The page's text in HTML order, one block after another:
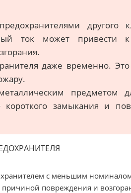
другого
ток может привести
даже временно.
предметом
замыкания и
с меньшим
повреждения и